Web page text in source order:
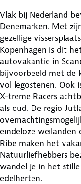
Vlak bij Nederland
Denemarken. Met
gezellige
Kopenhagen is dit
autovakantie in
bijvoorbeeld met de
vol legostenen. Ook
X-treme Racers
als oud. De regio
eindeloze weilanden
Ribe maken het
Natuurliefhebbers
wandel je in het
edelherten.